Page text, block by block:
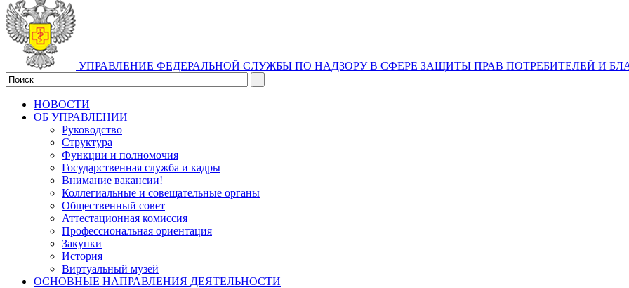
УПРАВЛЕНИЕ ФЕДЕРАЛЬНОЙ СЛУЖБЫ ПО НАДЗОРУ В СФЕРЕ ЗАЩИТЫ ПРАВ ПОТРЕБИТЕЛЕЙ И
НОВОСТИ
ОБ УПРАВЛЕНИИ
Руководство
Структура
Функции и полномочия
Государственная служба и кадры
Внимание вакансии!
Коллегиальные и совещательные органы
Общественный совет
Аттестационная комиссия
Профессиональная ориентация
Закупки
История
Виртуальный музей
ОСНОВНЫЕ НАПРАВЛЕНИЯ ДЕЯТЕЛЬНОСТИ